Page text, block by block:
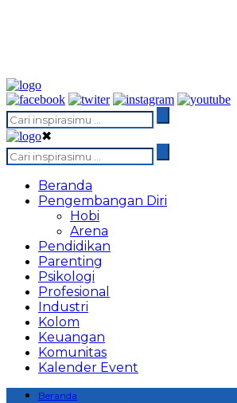
✖
Beranda
Pengembangan Diri
Hobi
Arena
Pendidikan
Parenting
Psikologi
Profesional
Industri
Kolom
Keuangan
Komunitas
Kalender Event
Beranda